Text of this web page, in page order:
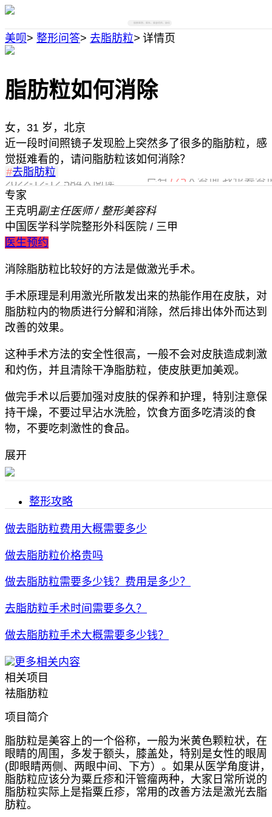
搜索医院、医生、美容项目、部位
美呗> 整形问答> 去脂肪粒> 详情页
脂肪粒如何消除
女，31 岁，北京
近一段时间照镜子发现脸上突然多了很多的脂肪粒，感
觉挺难看的，请问脂肪粒该如何消除？
#去脂肪粒
已有 175 人咨询,我也要咨
2022-12-12584人阅读
专家
王克明副主任医师 / 整形美容科
中国医学科学院整形外科医院 / 三甲
医生预约
消除脂肪粒比较好的方法是做激光手术。
手术原理是利用激光所散发出来的热能作用在皮肤，对
脂肪粒内的物质进行分解和消除，然后排出体外而达到
改善的效果。
这种手术方法的安全性很高，一般不会对皮肤造成刺激
和灼伤，并且清除干净脂肪粒，使皮肤更加美观。
做完手术以后要加强对皮肤的保养和护理，特别注意保
持干燥，不要过早沾水洗脸，饮食方面多吃清淡的食
物，不要吃刺激性的食品。
展开
整形攻略
做去脂肪粒费用大概需要多少
做去脂肪粒价格贵吗
做去脂肪粒需要多少钱？费用是多少？
去脂肪粒手术时间需要多久？
做去脂肪粒手术大概需要多少钱？
更多相关内容
相关项目
祛脂肪粒
项目简介
脂肪粒是美容上的一个俗称，一般为米黄色颗粒状，在
眼睛的周围，多发于额头，膝盖处，特别是女性的眼周
(即眼睛两侧、两眼中间、下方）。如果从医学角度讲，
脂肪粒应该分为粟丘疹和汗管瘤两种，大家日常所说的
脂肪粒实际上是指粟丘疹，常用的改善方法是激光去脂
肪粒。